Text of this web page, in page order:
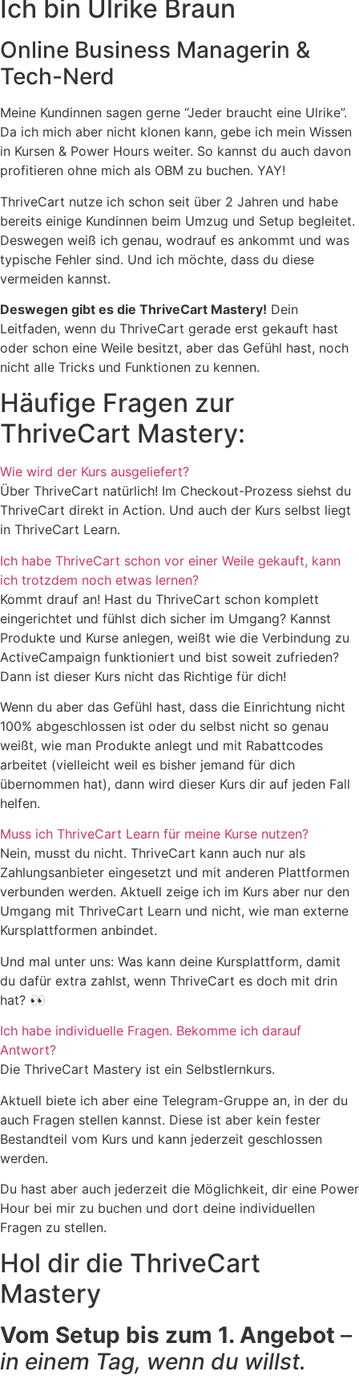
Ich bin Ulrike Braun
Online Business Managerin &
Tech-Nerd
Meine Kundinnen sagen gerne “Jeder braucht eine Ulrike”.
Da ich mich aber nicht klonen kann, gebe ich mein Wissen
in Kursen & Power Hours weiter. So kannst du auch davon
profitieren ohne mich als OBM zu buchen. YAY!
ThriveCart nutze ich schon seit über 2 Jahren und habe
bereits einige Kundinnen beim Umzug und Setup begleitet.
Deswegen weiß ich genau, wodrauf es ankommt und was
typische Fehler sind. Und ich möchte, dass du diese
vermeiden kannst.
Deswegen gibt es die ThriveCart Mastery! Dein
Leitfaden, wenn du ThriveCart gerade erst gekauft hast
oder schon eine Weile besitzt, aber das Gefühl hast, noch
nicht alle Tricks und Funktionen zu kennen.
Häufige Fragen zur
ThriveCart Mastery:
Wie wird der Kurs ausgeliefert?
Über ThriveCart natürlich! Im Checkout-Prozess siehst du
ThriveCart direkt in Action. Und auch der Kurs selbst liegt
in ThriveCart Learn.
Ich habe ThriveCart schon vor einer Weile gekauft, kann
ich trotzdem noch etwas lernen?
Kommt drauf an! Hast du ThriveCart schon komplett
eingerichtet und fühlst dich sicher im Umgang? Kannst
Produkte und Kurse anlegen, weißt wie die Verbindung zu
ActiveCampaign funktioniert und bist soweit zufrieden?
Dann ist dieser Kurs nicht das Richtige für dich!
Wenn du aber das Gefühl hast, dass die Einrichtung nicht
100% abgeschlossen ist oder du selbst nicht so genau
weißt, wie man Produkte anlegt und mit Rabattcodes
arbeitet (vielleicht weil es bisher jemand für dich
übernommen hat), dann wird dieser Kurs dir auf jeden Fall
helfen.
Muss ich ThriveCart Learn für meine Kurse nutzen?
Nein, musst du nicht. ThriveCart kann auch nur als
Zahlungsanbieter eingesetzt und mit anderen Plattformen
verbunden werden. Aktuell zeige ich im Kurs aber nur den
Umgang mit ThriveCart Learn und nicht, wie man externe
Kursplattformen anbindet.
Und mal unter uns: Was kann deine Kursplattform, damit
du dafür extra zahlst, wenn ThriveCart es doch mit drin
hat? 👀
Ich habe individuelle Fragen. Bekomme ich darauf
Antwort?
Die ThriveCart Mastery ist ein Selbstlernkurs.
Aktuell biete ich aber eine Telegram-Gruppe an, in der du
auch Fragen stellen kannst. Diese ist aber kein fester
Bestandteil vom Kurs und kann jederzeit geschlossen
werden.
Du hast aber auch jederzeit die Möglichkeit, dir eine Power
Hour bei mir zu buchen und dort deine individuellen
Fragen zu stellen.
Hol dir die ThriveCart
Mastery
Vom Setup bis zum 1. Angebot –
in einem Tag, wenn du willst.